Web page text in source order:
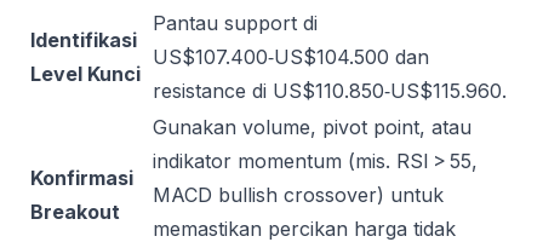
Identifikasi
Level Kunci
Pantau support di
US$107.400‑US$104.500 dan
resistance di US$110.850‑US$115.960.
Konfirmasi
Breakout
Gunakan volume, pivot point, atau
indikator momentum (mis. RSI > 55,
MACD bullish crossover) untuk
memastikan percikan harga tidak